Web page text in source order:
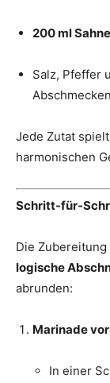
200 ml Sahne
Salz, Pfeffer
Jede Zutat
harmonischen
Schritt-für-
Die
logische
abrunden:
Marinade
In einer